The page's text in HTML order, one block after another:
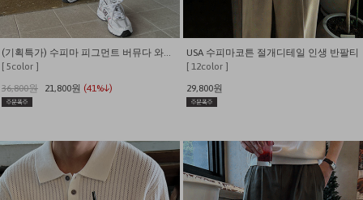
(기획특가) 수피마 피그먼트 버뮤다 와이드 쇼츠
[ 5color ]
36,800원
21,800원 (41%↓)
USA 수피마코튼 절개디테일 인생 반팔티
[ 12color ]
29,800원